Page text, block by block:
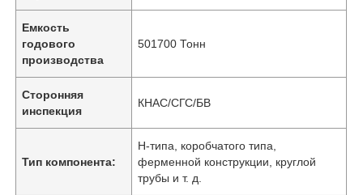
Емкость
годового
производства
501700 Тонн
Сторонняя
инспекция
КНАС/СГС/БВ
Тип компонента:
H-типа, коробчатого типа,
ферменной конструкции, круглой
трубы и т. д.